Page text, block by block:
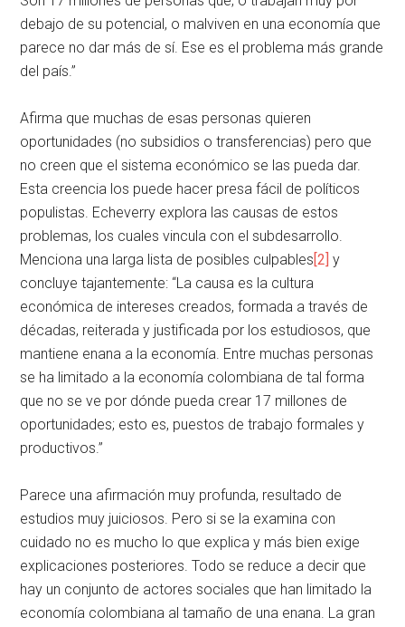
debajo de su potencial, o malviven en una economía que
parece no dar más de sí. Ese es el problema más grande
del país.”
Afirma que muchas de esas personas quieren
oportunidades (no subsidios o transferencias) pero que
no creen que el sistema económico se las pueda dar.
Esta creencia los puede hacer presa fácil de políticos
populistas. Echeverry explora las causas de estos
problemas, los cuales vincula con el subdesarrollo.
Menciona una larga lista de posibles culpables[2] y
concluye tajantemente: “La causa es la cultura
económica de intereses creados, formada a través de
décadas, reiterada y justificada por los estudiosos, que
mantiene enana a la economía. Entre muchas personas
se ha limitado a la economía colombiana de tal forma
que no se ve por dónde pueda crear 17 millones de
oportunidades; esto es, puestos de trabajo formales y
productivos.”
Parece una afirmación muy profunda, resultado de
estudios muy juiciosos. Pero si se la examina con
cuidado no es mucho lo que explica y más bien exige
explicaciones posteriores. Todo se reduce a decir que
hay un conjunto de actores sociales que han limitado la
economía colombiana al tamaño de una enana. La gran